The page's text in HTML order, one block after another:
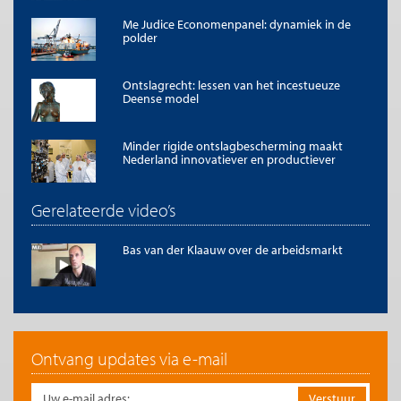
Me Judice Economenpanel: dynamiek in de
polder
Ontslagrecht: lessen van het incestueuze
Deense model
Minder rigide ontslagbescherming maakt
Nederland innovatiever en productiever
Gerelateerde video’s
Bas van der Klaauw over de arbeidsmarkt
Ontvang updates via e-mail